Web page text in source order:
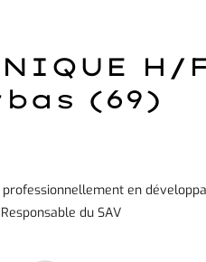
H/
(69)
en
du SAV